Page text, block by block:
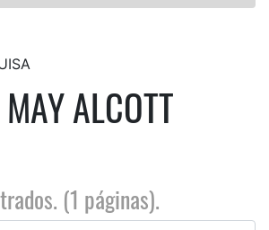
ALCOTT
(1 páginas).